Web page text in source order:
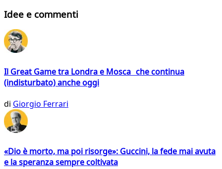
Idee e commenti
Il Great Game tra Londra e Mosca che continua
(indisturbato) anche oggi
di Giorgio Ferrari
«Dio è morto, ma poi risorge»: Guccini, la fede mai avuta
e la speranza sempre coltivata